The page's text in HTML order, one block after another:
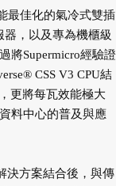
最佳化的氣冷式雙插
，以及專為機櫃級
將Supermicro經驗證
CSS V3 CPU結
更將每瓦效能極大
料中心的普及與應
決方案結合後，與傳